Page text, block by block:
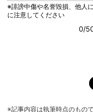
※記事内容は執筆時点のもの